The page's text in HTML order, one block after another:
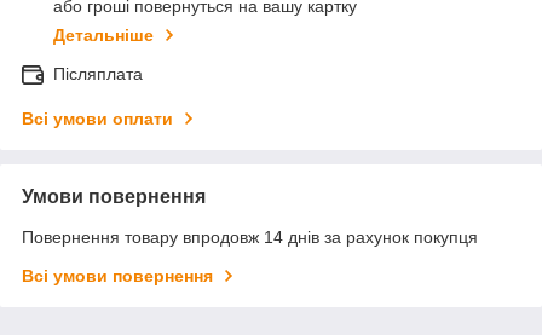
або гроші повернуться на вашу картку
Детальніше
Післяплата
Всі умови оплати
Умови повернення
Повернення товару впродовж 14 днів за рахунок покупця
Всі умови повернення